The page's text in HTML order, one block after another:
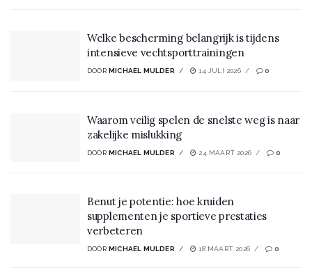
Welke bescherming belangrijk is tijdens
intensieve vechtsporttrainingen
DOOR MICHAEL MULDER 14 JULI 2026 0
Waarom veilig spelen de snelste weg is naar
zakelijke mislukking
DOOR MICHAEL MULDER 24 MAART 2026 0
Benut je potentie: hoe kruiden
supplementen je sportieve prestaties
verbeteren
DOOR MICHAEL MULDER 18 MAART 2026 0